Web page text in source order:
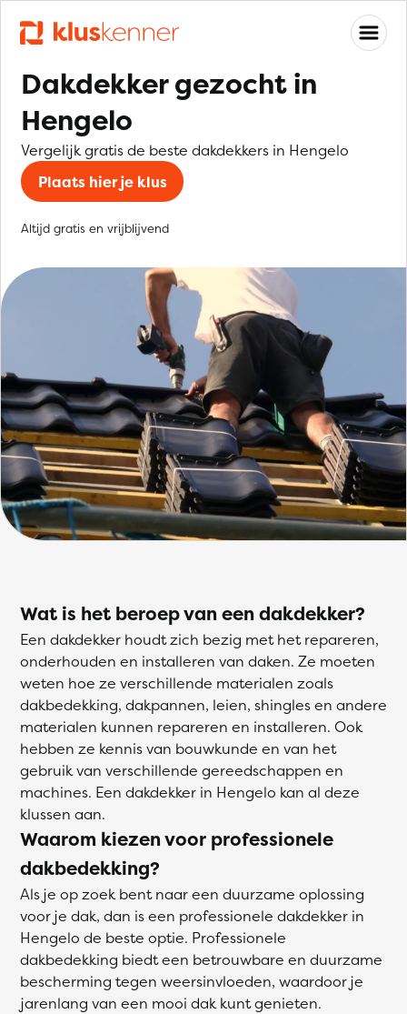
Dakdekker gezocht in
Hengelo
Vergelijk gratis de beste dakdekkers in Hengelo
Plaats hier je klus
Altijd gratis en vrijblijvend
Wat is het beroep van een dakdekker?
Een dakdekker houdt zich bezig met het repareren,
onderhouden en installeren van daken. Ze moeten
weten hoe ze verschillende materialen zoals
dakbedekking, dakpannen, leien, shingles en andere
materialen kunnen repareren en installeren. Ook
hebben ze kennis van bouwkunde en van het
gebruik van verschillende gereedschappen en
machines. Een dakdekker in Hengelo kan al deze
klussen aan.
Waarom kiezen voor professionele
dakbedekking?
Als je op zoek bent naar een duurzame oplossing
voor je dak, dan is een professionele dakdekker in
Hengelo de beste optie. Professionele
dakbedekking biedt een betrouwbare en duurzame
bescherming tegen weersinvloeden, waardoor je
jarenlang van een mooi dak kunt genieten.